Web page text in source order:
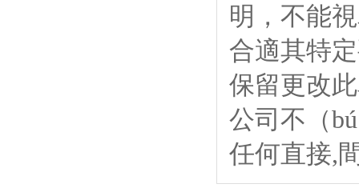
明，不能
合適其特
保留更改
公司不（
任何直接,